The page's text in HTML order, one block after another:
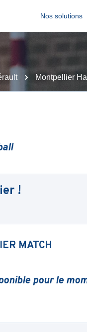
Nos solutions
Montpellier
!
MATCH
pour le